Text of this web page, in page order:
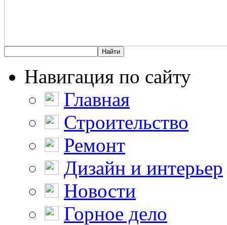
Навигация по сайту
Главная
Строительство
Ремонт
Дизайн и интерьер
Новости
Горное дело